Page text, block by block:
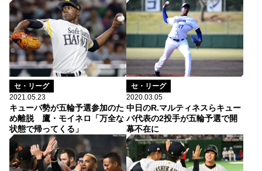
セ・リーグ
2021.05.23
キューバ勢が五輪予選参加のた
め離脱 鷹・モイネロ「万全な
状態で帰ってくる」
セ・リーグ
2020.03.05
中日のR.マルティネスらキュー
バ代表の2投手が五輪予選で開
幕不在に